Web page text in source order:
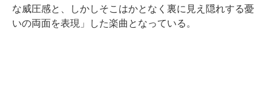
な威圧感と、しかしそこはかとなく裏に見え隠れする憂
いの両面を表現」した楽曲となっている。